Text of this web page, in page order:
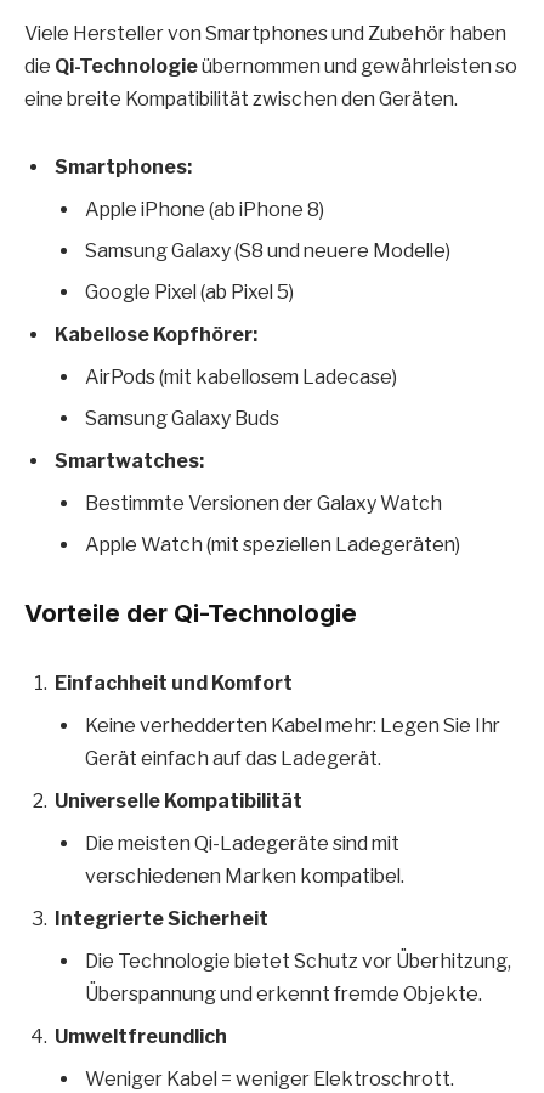
Viele Hersteller von Smartphones und Zubehör haben
die Qi-Technologieübernommen und gewährleisten so
eine breite Kompatibilität zwischen den Geräten.
Smartphones:
Apple iPhone (ab iPhone 8)
Samsung Galaxy (S8 und neuere Modelle)
Google Pixel (ab Pixel 5)
Kabellose Kopfhörer:
AirPods (mit kabellosem Ladecase)
Samsung Galaxy Buds
Smartwatches:
Bestimmte Versionen der Galaxy Watch
Apple Watch (mit speziellen Ladegeräten)
Vorteile der Qi-Technologie
Einfachheit und Komfort
Keine verhedderten Kabel mehr: Legen Sie Ihr
Gerät einfach auf das Ladegerät.
Universelle Kompatibilität
Die meisten Qi-Ladegeräte sind mit
verschiedenen Marken kompatibel.
Integrierte Sicherheit
Die Technologie bietet Schutz vor Überhitzung,
Überspannung und erkennt fremde Objekte.
Umweltfreundlich
Weniger Kabel = weniger Elektroschrott.